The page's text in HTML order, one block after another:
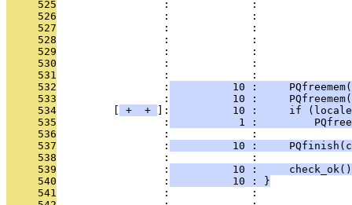
     525
:             :
     526
:             :
     527
:             :
     528
:             :
     529
:             :
     530
:             :
     531
                 :             :
     532
                 :
10 :
     533
                 :
10 :
     534
+ + ]:
10 :     if
     535
                 :
1 :
     536
                 :             :
     537
                 :
10 :
     538
                 :             :
     539
                 :
10 :
     540
                 :
          10 : }
     541
                 :             :